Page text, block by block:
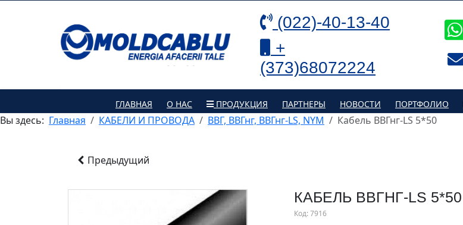
(022)-40-13-40
+
(373)68072224
ГЛАВНАЯ О НАС ПРОДУКЦИЯ ПАРТНЕРЫ НОВОСТИ ПОРТФОЛИО
Вы здесь: Главная КАБЕЛИ И ПРОВОДА ВВГ, ВВГнг, ВВГнг-LS, NYM Кабель ВВГнг-LS 5*50
Предыдущий
КАБЕЛЬ ВВГНГ-LS 5*50
Код:7916